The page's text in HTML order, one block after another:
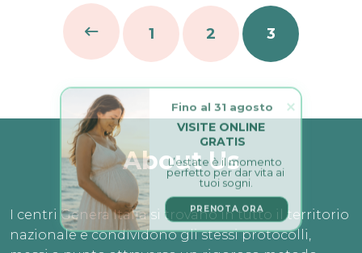
1 2 3
About Us
I centri Genera Italia si trovano in tutto il territorio
nazionale e condividono gli stessi protocolli,
VISITE ONLINE
GRATIS
L’estate è il momento
perfetto per dar vita ai
tuoi sogni.
Fino al 31 agosto